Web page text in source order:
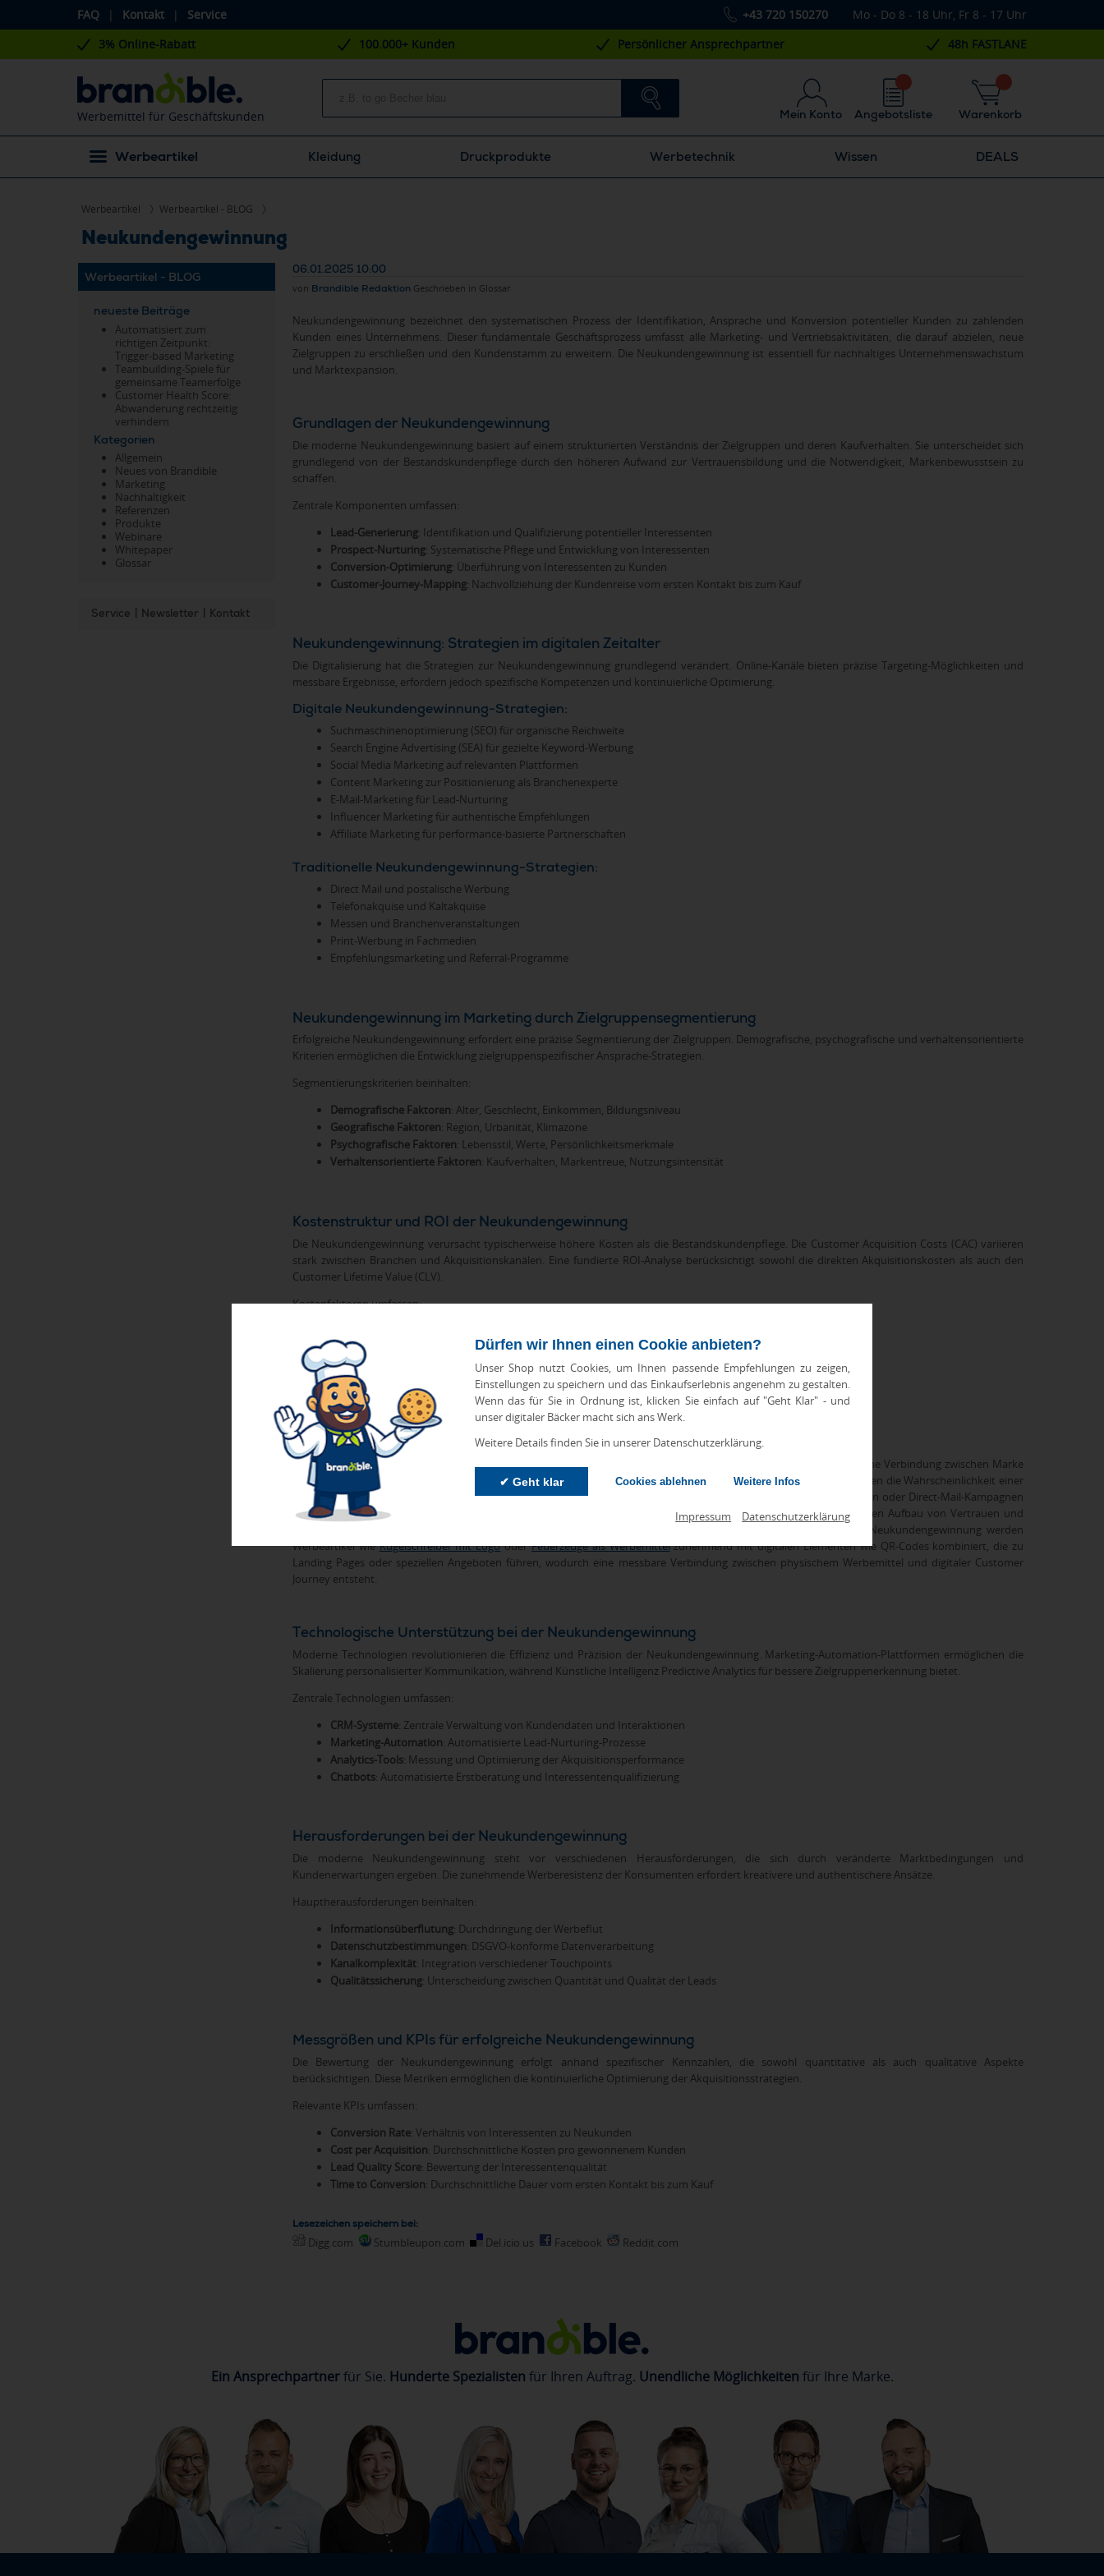
FAQ | Kontakt | Service +43 720 150270 Mo - Do 8 - 18 Uhr, Fr 8 - 17 Uhr
Dürfen wir Ihnen einen Cookie anbieten?
Unser Shop nutzt Cookies, um Ihnen passende Empfehlungen zu zeigen,
Einstellungen zu speichern und das Einkaufserlebnis angenehm zu gestalten.
Wenn das für Sie in Ordnung ist, klicken Sie einfach auf "Geht Klar" - und
unser digitaler Bäcker macht sich ans Werk.
Weitere Details finden Sie in unserer Datenschutzerklärung.
✔ Geht klar Cookies ablehnen Weitere Infos
Impressum Datenschutzerklärung
3% Online-Rabatt 100.000+ Kunden Persönlicher Ansprechpartner 48h FASTLANE
Werbemittel für Geschäftskunden Mein Konto Warenkorb
Angebotsliste
Werbeartikel Kleidung Druckprodukte Werbetechnik Wissen DEALS
Werbeartikel Werbeartikel - BLOG
Neukundengewinnung
Werbeartikel - BLOG
neueste Beiträge
Automatisiert zum
richtigen Zeitpunkt:
Trigger-based Marketing
Teambuilding-Spiele für
gemeinsame Teamerfolge
Customer Health Score:
Abwanderung rechtzeitig
verhindern
Kategorien
Allgemein
Neues von Brandible
Marketing
Nachhaltigkeit
Referenzen
Produkte
Webinare
Whitepaper
Glossar
Service Newsletter Kontakt
06.01.2025 10:00
von Brandible Redaktion Geschrieben in Glossar
Neukundengewinnung bezeichnet den systematischen Prozess der Identifikation, Ansprache und Konversion potentieller Kunden zu zahlenden
Kunden eines Unternehmens. Dieser fundamentale Geschäftsprozess umfasst alle Marketing- und Vertriebsaktivitäten, die darauf abzielen, neue
Zielgruppen zu erschließen und den Kundenstamm zu erweitern. Die Neukundengewinnung ist essentiell für nachhaltiges Unternehmenswachstum
und Marktexpansion.
Grundlagen der Neukundengewinnung
Die moderne Neukundengewinnung basiert auf einem strukturierten Verständnis der Zielgruppen und deren Kaufverhalten. Sie unterscheidet sich
grundlegend von der Bestandskundenpflege durch den höheren Aufwand zur Vertrauensbildung und die Notwendigkeit, Markenbewusstsein zu
schaffen.
Zentrale Komponenten umfassen:
Lead-Generierung: Identifikation und Qualifizierung potentieller Interessenten
Prospect-Nurturing: Systematische Pflege und Entwicklung von Interessenten
Conversion-Optimierung: Überführung von Interessenten zu Kunden
Customer-Journey-Mapping: Nachvollziehung der Kundenreise vom ersten Kontakt bis zum Kauf
Neukundengewinnung: Strategien im digitalen Zeitalter
Die Digitalisierung hat die Strategien zur Neukundengewinnung grundlegend verändert. Online-Kanäle bieten präzise Targeting-Möglichkeiten und
messbare Ergebnisse, erfordern jedoch spezifische Kompetenzen und kontinuierliche Optimierung.
Digitale Neukundengewinnung-Strategien:
Suchmaschinenoptimierung (SEO) für organische Reichweite
Search Engine Advertising (SEA) für gezielte Keyword-Werbung
Social Media Marketing auf relevanten Plattformen
Content Marketing zur Positionierung als Branchenexperte
E-Mail-Marketing für Lead-Nurturing
Influencer Marketing für authentische Empfehlungen
Affiliate Marketing für performance-basierte Partnerschaften
Traditionelle Neukundengewinnung-Strategien:
Direct Mail und postalische Werbung
Telefonakquise und Kaltakquise
Messen und Branchenveranstaltungen
Print-Werbung in Fachmedien
Empfehlungsmarketing und Referral-Programme
Neukundengewinnung im Marketing durch Zielgruppensegmentierung
Erfolgreiche Neukundengewinnung erfordert eine präzise Segmentierung der Zielgruppen. Demografische, psychografische und verhaltensorientierte
Kriterien ermöglichen die Entwicklung zielgruppenspezifischer Ansprache-Strategien.
Segmentierungskriterien beinhalten:
Demografische Faktoren: Alter, Geschlecht, Einkommen, Bildungsniveau
Geografische Faktoren: Region, Urbanität, Klimazone
Psychografische Faktoren: Lebensstil, Werte, Persönlichkeitsmerkmale
Verhaltensorientierte Faktoren: Kaufverhalten, Markentreue, Nutzungsintensität
Kostenstruktur und ROI der Neukundengewinnung
Die Neukundengewinnung verursacht typischerweise höhere Kosten als die Bestandskundenpflege. Die Customer Acquisition Costs (CAC) variieren
stark zwischen Branchen und Akquisitionskanälen. Eine fundierte ROI-Analyse berücksichtigt sowohl die direkten Akquisitionskosten als auch den
Customer Lifetime Value (CLV).
Kostenfaktoren umfassen:
Personalkosten
: Vertrieb und Marketing-Team
Technologiekosten
: CRM-Systeme und Marketing-Automation
Opportunitätskosten
: Entgangene Erträge durch alternative Investitionen
Neukundengewinnung und Werbeartikel
Werbeartikel mit Firmenlogo
spielen eine strategisch wichtige Rolle in der Neukundengewinnung, da sie eine physische Verbindung zwischen Marke
und potentiellem Kunden schaffen. Diese haptischen Werbemittel erzeugen positive Markenassoziationen und erhöhen die Wahrscheinlichkeit einer
späteren Kaufentscheidung durch regelmäßige Markenpräsenz im Alltag des Empfängers. Bei Messen, Veranstaltungen oder Direct-Mail-Kampagnen
fungieren Werbeartikel als Türöffner und Gesprächsanlass, der die Kontaktaufnahme erleichtert. Sie unterstützen den Aufbau von Vertrauen und
Sympathie, indem sie einen kostenlosen Mehrwert bieten und Professionalität demonstrieren. In der modernen Neukundengewinnung werden
Werbeartikel wieKugelschreiber mit LogooderFeuerzeuge als Werbemittelzunehmend mit digitalen Elementen wie QR-Codes kombiniert, die zu
Landing Pages oder speziellen Angeboten führen, wodurch eine messbare Verbindung zwischen physischem Werbemittel und digitaler Customer
Journey entsteht.
Technologische Unterstützung bei der Neukundengewinnung
Moderne Technologien revolutionieren die Effizienz und Präzision der Neukundengewinnung. Marketing-Automation-Plattformen ermöglichen die
Skalierung personalisierter Kommunikation, während Künstliche Intelligenz Predictive Analytics für bessere Zielgruppenerkennung bietet.
Zentrale Technologien umfassen:
CRM-Systeme: Zentrale Verwaltung von Kundendaten und Interaktionen
Marketing-Automation: Automatisierte Lead-Nurturing-Prozesse
Analytics-Tools: Messung und Optimierung der Akquisitionsperformance
Chatbots: Automatisierte Erstberatung und Interessentenqualifizierung
Herausforderungen bei der Neukundengewinnung
Die moderne Neukundengewinnung steht vor verschiedenen Herausforderungen, die sich durch veränderte Marktbedingungen und
Kundenerwartungen ergeben. Die zunehmende Werberesistenz der Konsumenten erfordert kreativere und authentischere Ansätze.
Hauptherausforderungen beinhalten:
Informationsüberflutung: Durchdringung der Werbeflut
Datenschutzbestimmungen: DSGVO-konforme Datenverarbeitung
Kanalkomplexität: Integration verschiedener Touchpoints
Qualitätssicherung: Unterscheidung zwischen Quantität und Qualität der Leads
Messgrößen und KPIs für erfolgreiche Neukundengewinnung
Die Bewertung der Neukundengewinnung erfolgt anhand spezifischer Kennzahlen, die sowohl quantitative als auch qualitative Aspekte
berücksichtigen. Diese Metriken ermöglichen die kontinuierliche Optimierung der Akquisitionsstrategien.
Relevante KPIs umfassen:
Conversion Rate: Verhältnis von Interessenten zu Neukunden
Cost per Acquisition: Durchschnittliche Kosten pro gewonnenem Kunden
Lead Quality Score: Bewertung der Interessentenqualität
Time to Conversion: Durchschnittliche Dauer vom ersten Kontakt bis zum Kauf
Lesezeichen speichern bei:
Digg.com Stumbleupon.com Del.icio.us Facebook Reddit.com
Ein Ansprechpartnerfür Sie. Hunderte Spezialisten für Ihren Auftrag. Unendliche Möglichkeiten für Ihre Marke.